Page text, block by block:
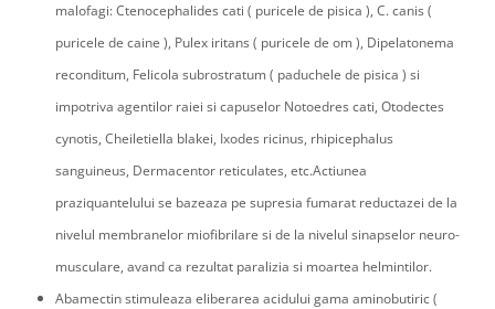
malofagi: Ctenocephalides cati ( puricele de pisica ), C. canis (
puricele de caine ), Pulex iritans ( puricele de om ), Dipelatonema
reconditum, Felicola subrostratum ( paduchele de pisica ) si
impotriva agentilor raiei si capuselor Notoedres cati, Otodectes
cynotis, Cheiletiella blakei, Ixodes ricinus, rhipicephalus
sanguineus, Dermacentor reticulates, etc.Actiunea
praziquantelului se bazeaza pe supresia fumarat reductazei de la
nivelul membranelor miofibrilare si de la nivelul sinapselor neuro-
musculare, avand ca rezultat paralizia si moartea helmintilor.
Abamectin stimuleaza eliberarea acidului gama aminobutiric (